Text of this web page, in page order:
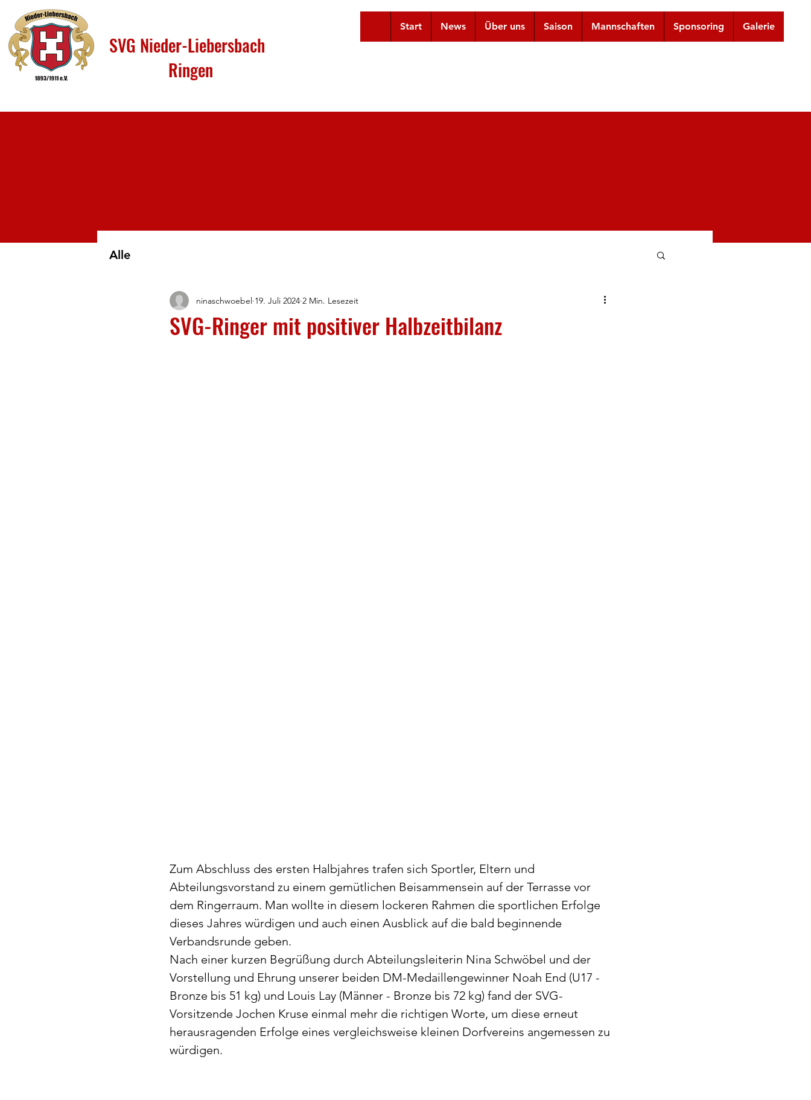
SVG Nieder-Liebersbach
Ringen
Start News Über uns Saison Mannschaften Sponsoring Galerie
Alle
SVG-Ringer mit positiver Halbzeitbilanz
ninaschwoebel 19. Juli 2024 2 Min. Lesezeit
Zum Abschluss des ersten Halbjahres trafen sich Sportler, Eltern und
Abteilungsvorstand zu einem gemütlichen Beisammensein auf der Terrasse vor
dem Ringerraum. Man wollte in diesem lockeren Rahmen die sportlichen Erfolge
dieses Jahres würdigen und auch einen Ausblick auf die bald beginnende
Verbandsrunde geben.
Nach einer kurzen Begrüßung durch Abteilungsleiterin Nina Schwöbel und der
Vorstellung und Ehrung unserer beiden DM-Medaillengewinner Noah End (U17 -
Bronze bis 51 kg) und Louis Lay (Männer - Bronze bis 72 kg) fand der SVG-
Vorsitzende Jochen Kruse einmal mehr die richtigen Worte, um diese erneut
herausragenden Erfolge eines vergleichsweise kleinen Dorfvereins angemessen zu
würdigen.